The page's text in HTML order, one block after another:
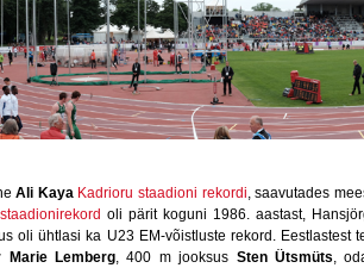
Ali Kaya Kadrioru staadioni rekordi, saavutades
oli pärit koguni 1986. aastast,
oli ühtlasi ka U23 EM-võistluste rekord. Eestlastest
Marie Lemberg, 400 m jooksus Sten Ütsmüts,